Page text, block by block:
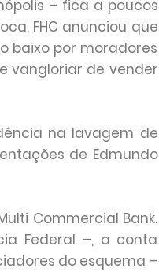
– fica a poucos
FHC anunciou que
baixo por moradores
vangloriar de vender
na lavagem de
de Edmundo
Commercial Bank.
Federal –, a conta
do esquema –